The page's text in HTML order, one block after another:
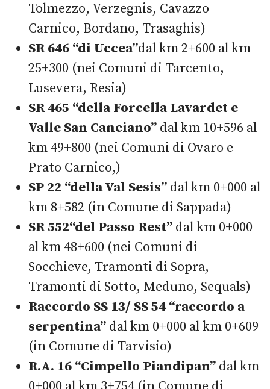
Tolmezzo, Verzegnis, Cavazzo
Carnico, Bordano, Trasaghis)
SR 646 “di Uccea”dal km 2+600 al km
25+300 (nei Comuni di Tarcento,
Lusevera, Resia)
SR 465 “della Forcella Lavardet e
Valle San Canciano” dal km 10+596 al
km 49+800 (nei Comuni di Ovaro e
Prato Carnico,)
SP 22 “della Val Sesis” dal km 0+000 al
km 8+582 (in Comune di Sappada)
SR 552“del Passo Rest” dal km 0+000
al km 48+600 (nei Comuni di
Socchieve, Tramonti di Sopra,
Tramonti di Sotto, Meduno, Sequals)
Raccordo SS 13/ SS 54 “raccordo a
serpentina” dal km 0+000 al km 0+609
(in Comune di Tarvisio)
R.A. 16 “Cimpello Piandipan” dal km